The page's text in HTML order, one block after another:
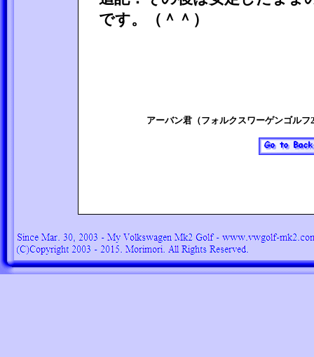
です。（＾＾）
アーバン君（フォルクスワーゲンゴル